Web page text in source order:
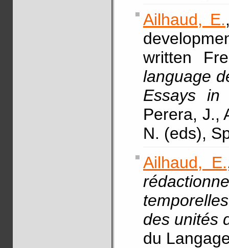
Ailhaud, E.
written
language
Essays in
Perera, J.,
N. (eds),
Ailhaud, E.
des unités
du